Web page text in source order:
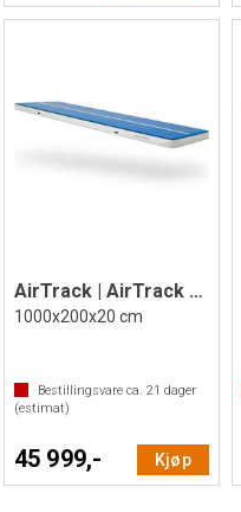
AirTrack | AirTrack P2
1000x200x20 cm
Bestillingsvare ca. 21 dager
(estimat)
45 999,- Kjøp